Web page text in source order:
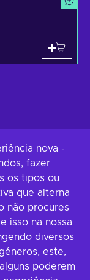
nova -
fazer
os tipos ou
que alterna
não procures
isso na nossa
diversos
este,
poderem